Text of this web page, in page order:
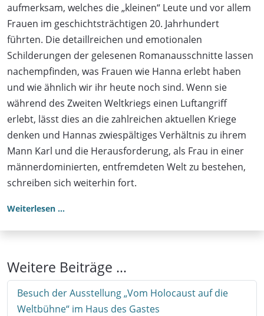
aufmerksam, welches die „kleinen“ Leute und vor allem
Frauen im geschichtsträchtigen 20. Jahrhundert
führten. Die detaillreichen und emotionalen
Schilderungen der gelesenen Romanausschnitte lassen
nachempfinden, was Frauen wie Hanna erlebt haben
und wie ähnlich wir ihr heute noch sind. Wenn sie
während des Zweiten Weltkriegs einen Luftangriff
erlebt, lässt dies an die zahlreichen aktuellen Kriege
denken und Hannas zwiespältiges Verhältnis zu ihrem
Mann Karl und die Herausforderung, als Frau in einer
männerdominierten, entfremdeten Welt zu bestehen,
schreiben sich weiterhin fort.
Weiterlesen …
Weitere Beiträge …
Besuch der Ausstellung „Vom Holocaust auf die
Weltbühne“ im Haus des Gastes